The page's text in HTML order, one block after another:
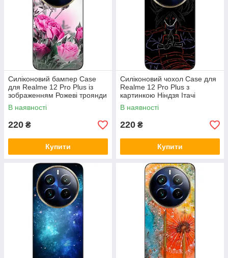
Силіконовий бампер Case
для Realme 12 Pro Plus із
зображенням Рожеві троянди
В наявності
220 ₴
Купити
Силіконовий чохол Case для
Realme 12 Pro Plus з
картинкою Ніндзя Ітачі
В наявності
220 ₴
Купити